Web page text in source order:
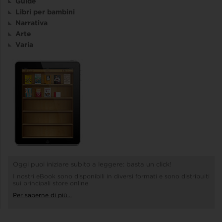
Libri per bambini
Narrativa
Arte
Varia
Oggi puoi iniziare subito a leggere: basta un click!
I nostri eBook sono disponibili in diversi formati e sono distribuiti
sui principali store online
Per saperne di più...